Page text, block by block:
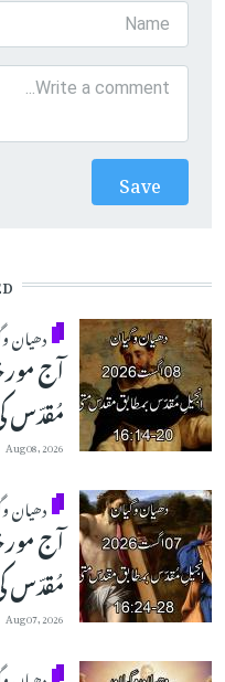
دھیان
مُقدّس
Aug 08, 2026
دھیان
مُقدّس
Aug 07, 2026